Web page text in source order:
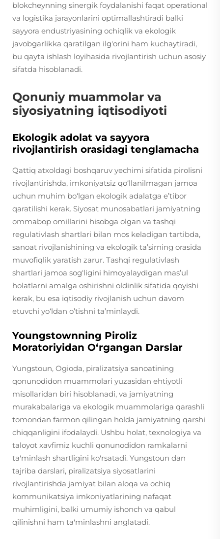
blokcheynning sinergik foydalanishi faqat operational
va logistika jarayonlarini optimallashtiradi balki
sayyora endustriyasining ochiqlik va ekologik
javobgarlikka qaratilgan ilg'orini ham kuchaytiradi,
bu qayta ishlash loyihasida rivojlantirish uchun asosiy
sifatda hisoblanadi.
Qonuniy muammolar va
siyosiyatning iqtisodiyoti
Ekologik adolat va sayyora
rivojlantirish orasidagi tenglamacha
Qattiq atxoldagi boshqaruv yechimi sifatida pirolisni
rivojlantirishda, imkoniyatsiz qo‘llanilmagan jamoa
uchun muhim bo‘lgan ekologik adalatga e’tibor
qaratilishi kerak. Siyosat munosabatlari jamiyatning
ommabop omillarini hisobga olgan va tashqi
regulativlash shartlari bilan mos keladigan tartibda,
sanoat rivojlanishining va ekologik ta’sirning orasida
muvofiqlik yaratish zarur. Tashqi regulativlash
shartlari jamoa sog‘ligini himoyalaydigan mas’ul
holatlarni amalga oshirishni oldinlik sifatida qoyishi
kerak, bu esa iqtisodiy rivojlanish uchun davom
etuvchi yo‘ldan o’tishni ta’minlaydi.
Youngstownning Piroliz
Moratoriyidan O‘rgangan Darslar
Yungstoun, Ogioda, piralizatsiya sanoatining
qonunodidon muammolari yuzasidan ehtiyotli
misollaridan biri hisoblanadi, va jamiyatning
murakabalariga va ekologik muammolariga qarashli
tomondan farmon qilingan holda jamiyatning qarshi
chiqqanligini ifodalaydi. Ushbu holat, texnologiya va
taloyot xavfimiz kuchli qonunodidon ramkalarni
ta'minlash shartligini ko'rsatadi. Yungstoun dan
tajriba darslari, piralizatsiya siyosatlarini
rivojlantirishda jamiyat bilan aloqa va ochiq
kommunikatsiya imkoniyatlarining nafaqat
muhimligini, balki umumiy ishonch va qabul
qilinishni ham ta'minlashni anglatadi.